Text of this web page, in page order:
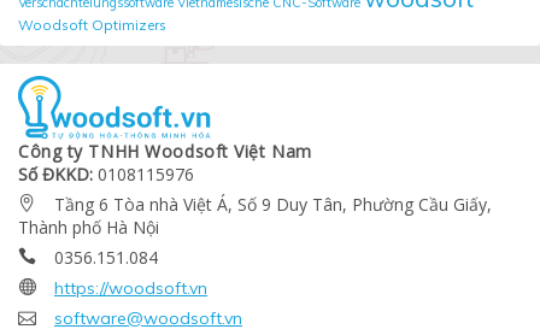
Woodsoft Optimizers
Công ty TNHH Woodsoft Việt Nam
Số ĐKKD: 0108115976

Tầng 6 Tòa nhà Việt Á, Số 9 Duy Tân, Phường Cầu Giấy,
Thành phố Hà Nội
 0356.151.084
 https://woodsoft.vn
 software@woodsoft.vn